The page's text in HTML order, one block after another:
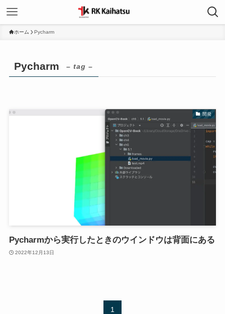
ホーム Pycharm
Pycharm – tag –
開発
Pycharmから実行したときのウインドウは背面にある
2022年12月13日
1